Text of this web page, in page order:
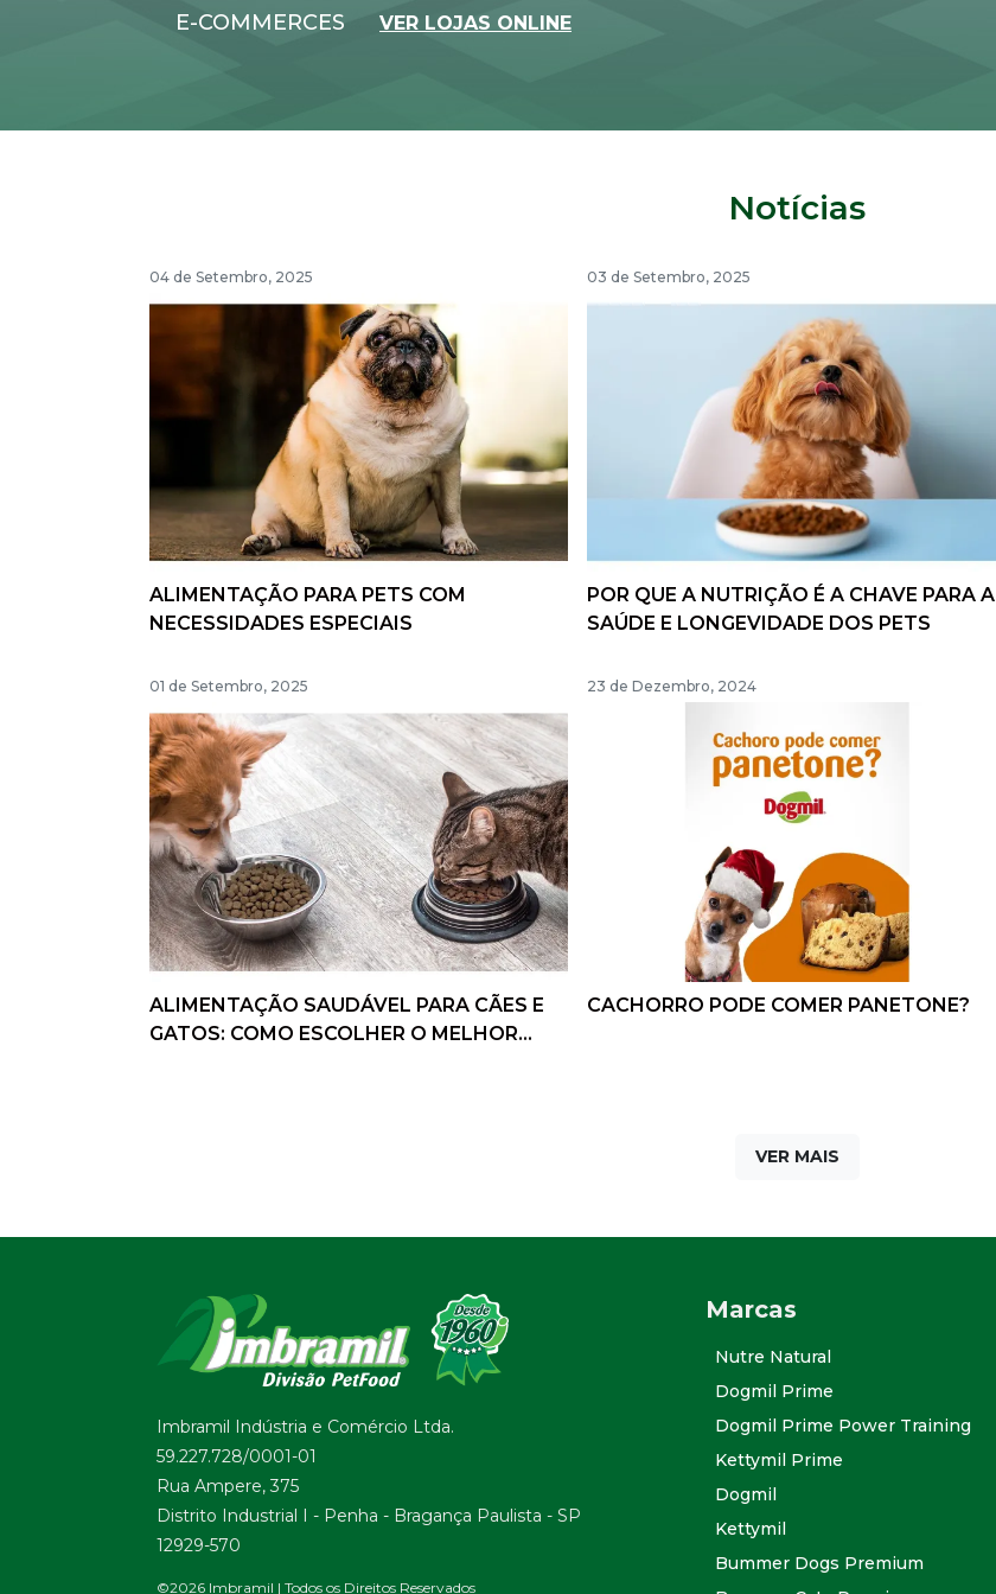
E-COMMERCES VER LOJAS ONLINE
Notícias
04 de Setembro, 2025
ALIMENTAÇÃO PARA PETS COM
NECESSIDADES ESPECIAIS
03 de Setembro, 2025
POR QUE A NUTRIÇÃO É A CHAVE PARA A
SAÚDE E LONGEVIDADE DOS PETS
01 de Setembro, 2025
ALIMENTAÇÃO SAUDÁVEL PARA CÃES E
GATOS: COMO ESCOLHER O MELHOR
23 de Dezembro, 2024
CACHORRO PODE COMER PANETONE?
VER MAIS
Imbramil Indústria e Comércio Ltda.
59.227.728/0001-01
Rua Ampere, 375
Distrito Industrial I - Penha - Bragança Paulista - SP
12929-570
©2026 Imbramil | Todos os Direitos Reservados
Marcas
Nutre Natural
Dogmil Prime
Dogmil Prime Power Training
Kettymil Prime
Dogmil
Kettymil
Bummer Dogs Premium